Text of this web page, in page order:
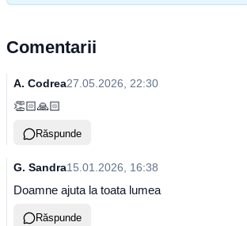
Comentarii
A. Codrea27.05.2026, 22:30
👏🏻🙏🏻
Răspunde
G. Sandra15.01.2026, 16:38
Doamne ajuta la toata lumea
Răspunde